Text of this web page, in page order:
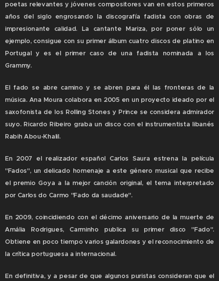
poetas relevantes y jóvenes compositores van en estos primeros
años del siglo engrosando la discografía fadista con obras de
impresionante calidad. La cantante Mariza, por poner sólo un
ejemplo, consigue con su primer álbum cuatro discos de platino en
Portugal y es el primer caso de una fadista nominada a los
Grammy.
El fado se abre camino y se abren para él las fronteras de la
música. Ana Moura colabora en 2005 en un proyecto ideado por el
saxofonista de los Rolling Stones y Prince se considera admirador
suyo. Ricardo Ribeiro graba un disco con el instrumentista libanés
Rabih Abou-Khalil.
En 2007 el realizador español Carlos Saura estrena la película
"Fados", un delicado homenaje a este género musical que recibe
el premio Goya a la mejor canción original, el tema interpretado
por Carlos do Carmo "Fado da saudade".
En 2009, coincidiendo con el décimo aniversario de la muerte de
Amália Rodrigues, Carminho publica su primer disco "Fado".
Obtiene en poco tiempo varios galardones y el reconocimiento de
la crítica portuguesa a internacional.
En definitiva, y a pesar de que algunos puristas consideran que el